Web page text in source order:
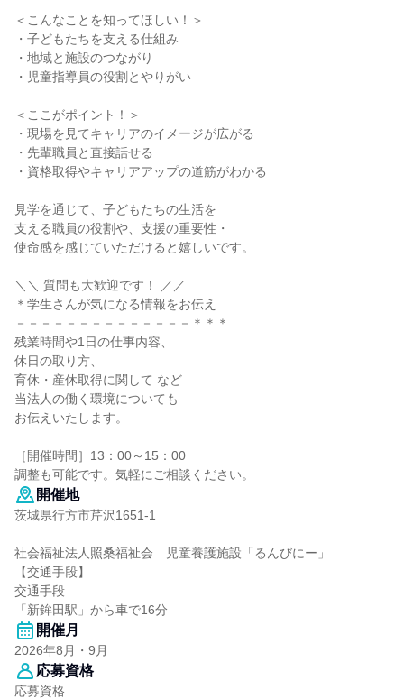
＜こんなことを知ってほしい！＞
・子どもたちを支える仕組み
・地域と施設のつながり
・児童指導員の役割とやりがい
＜ここがポイント！＞
・現場を見てキャリアのイメージが広がる
・先輩職員と直接話せる
・資格取得やキャリアアップの道筋がわかる
見学を通じて、子どもたちの生活を
支える職員の役割や、支援の重要性・
使命感を感じていただけると嬉しいです。
＼＼ 質問も大歓迎です！ ／／
＊学生さんが気になる情報をお伝え
－－－－－－－－－－－－－－＊＊＊
残業時間や1日の仕事内容、
休日の取り方、
育休・産休取得に関して など
当法人の働く環境についても
お伝えいたします。
［開催時間］13：00～15：00
調整も可能です。気軽にご相談ください。
開催地
茨城県行方市芹沢1651-1
社会福祉法人照桑福祉会 児童養護施設「るんびにー」
【交通手段】
交通手段
「新鉾田駅」から車で16分
開催月
2026年8月・9月
応募資格
応募資格